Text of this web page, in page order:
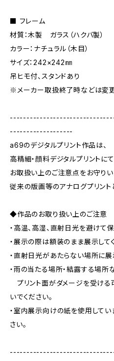
■ フレーム
材質：木製 ガラス（ハクバ製）
カラー：ナチュラル（木目）
サイズ：242×242㎜
吊ヒモ付、スタンドあり
※メーカー取扱終了時などは変更
-------------------
a69のデジタルプリント作品は、
高精細・顔料デジタルプリントに
お取扱い上のご注意点をお守りい
従来の版画等のアナログプリント
◆作品のお取り扱い上のご注意
・高温、高湿、直射日光を避けて保
・展示の際は額装のまま展示して
・直射日光があたらない場所に展
・雨の当たる場所・結露する場所
プリント面がダメージを受け
いでください。
・室内展示向けの紙を使用してい
さい。